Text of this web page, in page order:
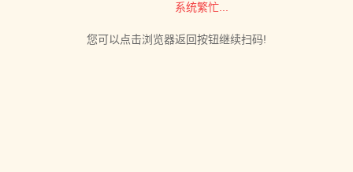
系统繁忙...
您可以点击浏览器返回按钮继续扫码!